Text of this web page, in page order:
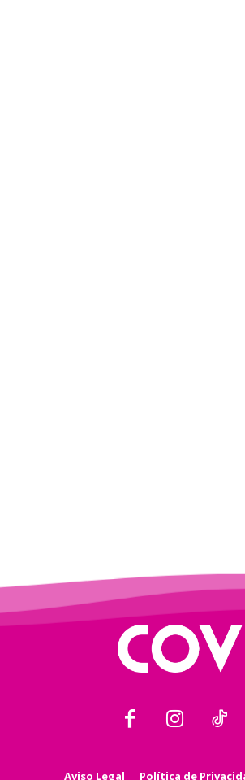
Aviso Legal Política de